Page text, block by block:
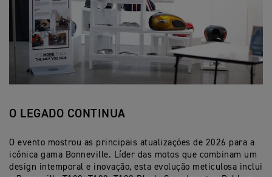
O LEGADO CONTINUA
O evento mostrou as principais atualizações de 2026 para a
icónica gama Bonneville. Líder das motos que combinam um
design intemporal e inovação, esta evolução meticulosa inclui